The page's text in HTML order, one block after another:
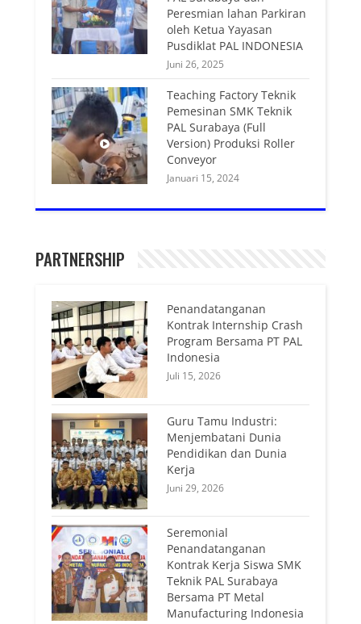
Peresmian lahan Parkiran
oleh Ketua Yayasan
Pusdiklat PAL INDONESIA
Juni 26, 2025
Teaching Factory Teknik
Pemesinan SMK Teknik
PAL Surabaya (Full
Version) Produksi Roller
Conveyor
Januari 15, 2024
PARTNERSHIP
Penandatanganan
Kontrak Internship Crash
Program Bersama PT PAL
Indonesia
Juli 15, 2026
Guru Tamu Industri:
Menjembatani Dunia
Pendidikan dan Dunia
Kerja
Juni 29, 2026
Seremonial
Penandatanganan
Kontrak Kerja Siswa SMK
Teknik PAL Surabaya
Bersama PT Metal
Manufacturing Indonesia